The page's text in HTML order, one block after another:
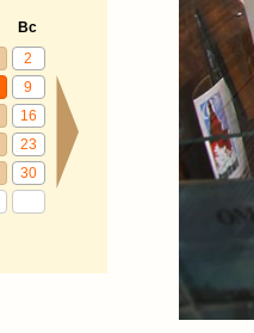
Вс
2
9
16
23
30